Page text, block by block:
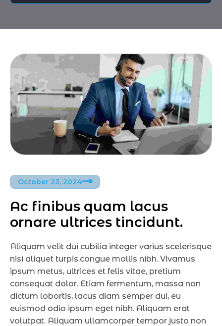
October 23, 2024
Ac finibus quam lacus
ornare ultrices tincidunt.
Aliquam velit dui cubilia integer varius scelerisque
nisi aliquet turpis.congue mollis nibh. Vivamus
ipsum metus, ultrices et felis vitae, pretium
consequat dolor. Etiam fermentum, massa non
dictum lobortis, lacus diam semper dui, eu
euismod odio ipsum eget nibh. Aliquam erat
volutpat. Aliquam ullamcorper tempor justo non